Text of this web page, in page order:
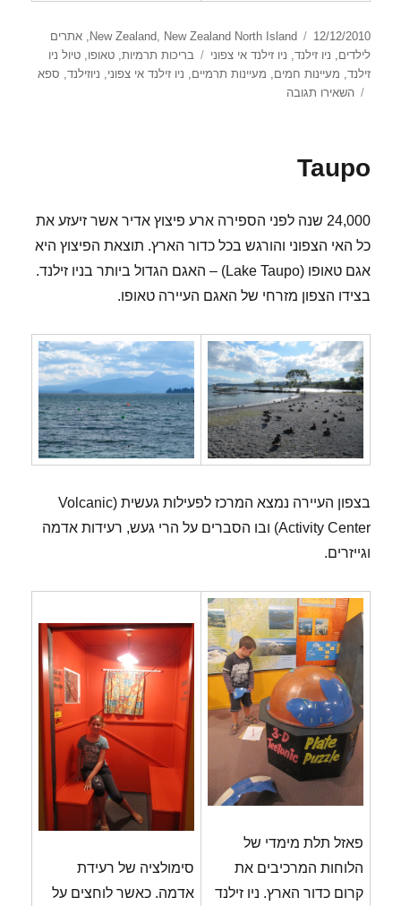
פורסם
בתאריך
12/12/2010 קטגוריות New Zealand, New Zealand North Island
,אתרים
לילדים, ניו זילנד, ניו זילנד אי צפוני תגיות
בריכות תרמיות,טאופו,טיול ניו
זילנד, מעיינות חמים, מעיינות תרמיים, ניו זילנד אי צפוני, ניוזילנד, ספא
השאירו תגובה
Taupo
24,000 שנה לפני הספירה ארע פיצוץ אדיר אשר זיעזע את
כל האי הצפוני והורגש בכל כדור הארץ. תוצאת הפיצוץ היא
אגם טאופו (Lake Taupo) – האגם הגדול ביותר בניו זילנד.
בצידו הצפון מזרחי של האגם העיירה טאופו.
בצפון העיירה נמצא המרכז לפעילות געשית (Volcanic
Activity Center) ובו הסברים על הרי געש, רעידות אדמה
וגייזרים.
פאזל תלת מימדי של
הלוחות המרכיבים את
קרום כדור הארץ. ניו זילנד
סימולציה של רעידת
אדמה. כאשר לוחצים על